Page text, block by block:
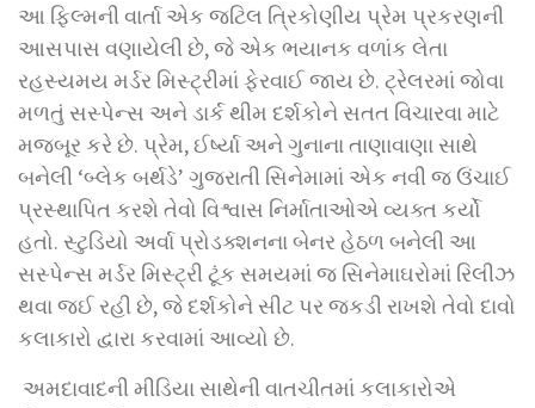
આ ફિલ્મની વાર્તા એક જટિલ ત્રિકોણીય પ્રેમ પ્રકરણની
આસપાસ વણાયેલી છે, જે એક ભયાનક વળાંક લેતા
રહસ્યમય મર્ડર મિસ્ટ્રીમાં ફેરવાઈ જાય છે. ટ્રેલરમાં જોવા
મળતું સસ્પેન્સ અને ડાર્ક થીમ દર્શકોને સતત વિચારવા માટે
મજબૂર કરે છે. પ્રેમ, ઈર્ષ્યા અને ગુનાના તાણાવાણા સાથે
બનેલી ‘બ્લેક બર્થડે’ ગુજરાતી સિનેમામાં એક નવી જ ઉંચાઈ
પ્રસ્થાપિત કરશે તેવો વિશ્વાસ નિર્માતાઓએ વ્યક્ત કર્યો
હતો. સ્ટુડિયો અર્વા પ્રોડક્શનના બેનર હેઠળ બનેલી આ
સસ્પેન્સ મર્ડર મિસ્ટ્રી ટૂંક સમયમાં જ સિનેમાઘરોમાં રિલીઝ
થવા જઈ રહી છે, જે દર્શકોને સીટ પર જકડી રાખશે તેવો દાવો
કલાકારો દ્વારા કરવામાં આવ્યો છે.
અમદાવાદની મીડિયા સાથેની વાતચીતમાં કલાકારોએ